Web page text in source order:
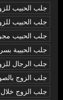
جلب الحبيب
جلب الحبيب
جلب الحبيب
جلب الحبيبة
جلب الرجال
جلب الزوج
جلب الزوج خلال 24 ساعة